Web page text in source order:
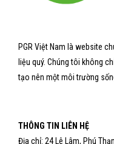
PGR Việt Nam là website
liệu quý. Chúng tôi không
tạo nên một môi trường
THÔNG TIN LIÊN HỆ
Địa chỉ: 24 Lê Lâm, Phú